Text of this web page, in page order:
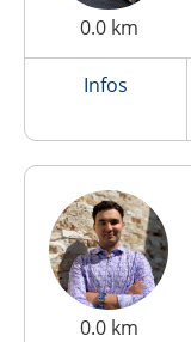
0.0 km
Infos
0.0 km